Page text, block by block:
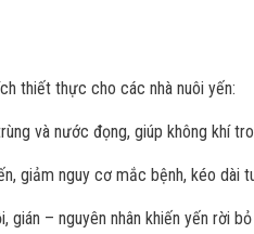
thiết thực cho các nhà nuôi yến:
và nước đọng, giúp không khí
giảm nguy cơ mắc bệnh, kéo dài
gián – nguyên nhân khiến yến rời bỏ